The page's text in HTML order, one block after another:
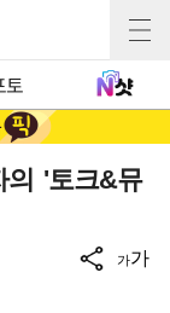
토
의 '토크&뮤
가가